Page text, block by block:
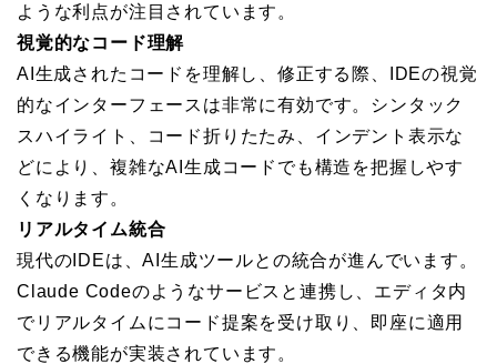
ような利点が注目されています。
視覚的なコード理解
AI生成されたコードを理解し、修正する際、IDEの視覚
的なインターフェースは非常に有効です。シンタック
スハイライト、コード折りたたみ、インデント表示な
どにより、複雑なAI生成コードでも構造を把握しやす
くなります。
リアルタイム統合
現代のIDEは、AI生成ツールとの統合が進んでいます。
Claude Codeのようなサービスと連携し、エディタ内
でリアルタイムにコード提案を受け取り、即座に適用
できる機能が実装されています。